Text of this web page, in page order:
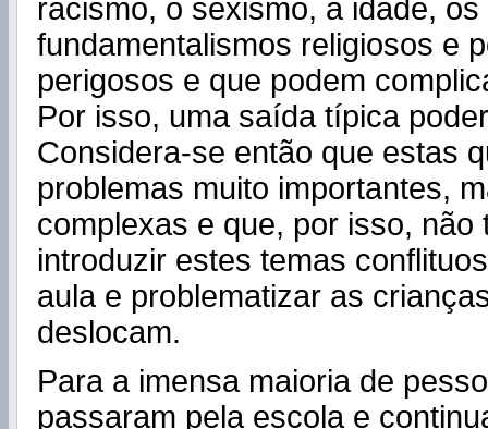
racismo, o sexismo, a idade, os
fundamentalismos religiosos e
perigosos e que podem
Por isso, uma saída típica
Considera-se então que estas
problemas muito importantes,
complexas e que, por isso, não
introduzir estes temas
aula e problematizar as
deslocam.
Para a imensa maioria de
passaram pela escola e